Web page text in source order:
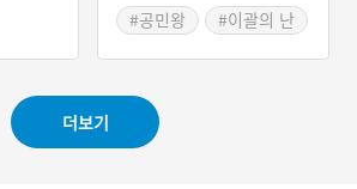
지방에 있던 6개의 찰방역
가운데 두 번째로 많은 역졸
을 거느린 곳이었다.
#공민왕
#이괄의 난
더보기